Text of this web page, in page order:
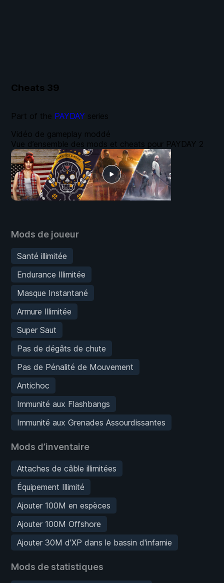
Cheats 39
Mods de joueur
Santé illimitée
Endurance Illimitée
Masque Instantané
Armure Illimitée
Super Saut
Pas de dégâts de chute
Pas de Pénalité de Mouvement
Antichoc
Immunité aux Flashbangs
Immunité aux Grenades Assourdissantes
Mods d’inventaire
Attaches de câble illimitées
Équipement Illimité
Ajouter 100M en espèces
Ajouter 100M Offshore
Ajouter 30M d'XP dans le bassin d'infamie
Mods de statistiques
Vidéo de gameplay moddé
Vue d’ensemble des mods et cheats pour PAYDAY 2
Part of the PAYDAY series